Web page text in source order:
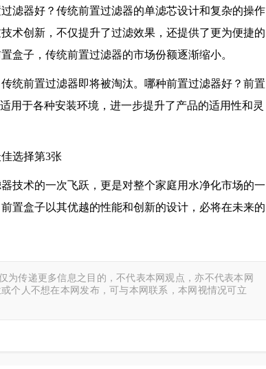
滤器好？传统前置过滤器的单滤芯设计和复杂的操作
术创新，不仅提升了过滤效果，还提供了更为便捷的
盒子，传统前置过滤器的市场份额逐渐缩小。
统前置过滤器即将被淘汰。哪种前置过滤器好？前置
用于各种安装环境，进一步提升了产品的适用性和灵
技术的一次飞跃，更是对整个家庭用水净化市场的一
置盒子以其优越的性能和创新的设计，必将在未来的
为传递更多信息之目的，不代表本网观点，亦不代表本网
个人不想在本网发布，可与本网联系，本网视情况可立